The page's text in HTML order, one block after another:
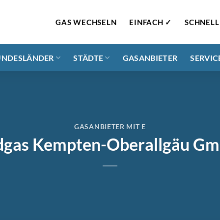
GAS WECHSELN EINFACH ✓
STÄDTE GASANBIETER
GASANBIETER MIT E
Kempten-Oberallgäu